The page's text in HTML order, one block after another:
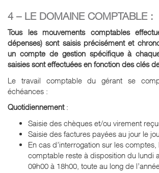
4 – LE DOMAINE COMPTABLE :
Tous les mouvements comptables
dépenses) sont saisis précisément et
un compte de gestion spécifique à
saisies sont effectuées en fonction des clés
Le travail comptable du gérant se
échéances :
Quotidiennement:
Saisie des chèques et/ou virement
Saisie des factures payées au jour le
En cas d’interrogation sur les comptes,
comptable reste à disposition du lundi
09h00 à 18h00, toute au long de